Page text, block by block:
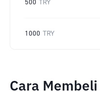
500 TRY
1000 TRY
Cara